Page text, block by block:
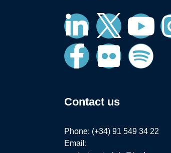
Contact us
Phone: (+34) 91 549 34 22
Email: